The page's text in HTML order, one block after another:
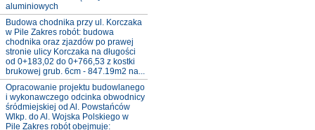
aluminiowych
Budowa chodnika przy ul. Korczaka
w Pile Zakres robót: budowa
chodnika oraz zjazdów po prawej
stronie ulicy Korczaka na długości
od 0+183,02 do 0+766,53 z kostki
brukowej grub. 6cm - 847.19m2 na...
Opracowanie projektu budowlanego
i wykonawczego odcinka obwodnicy
śródmiejskiej od Al. Powstańców
Wlkp. do Al. Wojska Polskiego w
Pile Zakres robót obejmuje: